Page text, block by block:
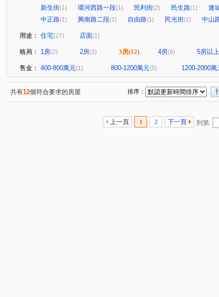
新生街(1) 環河西路一段(1) 民利街(2) 民生路(1)
連
中正路(1) 興南路二段(1) 自由路(1) 民光街(1) 中山
用途： 住宅(27) 店面(1)
格局： 1房(2) 2房(3) 3房(12) 4房(9) 5房以上
售金： 400-800萬元(1) 800-1200萬元(5) 1200-2000萬
共有12個符合要求的房屋 排序：
上一頁 1 2 下一頁 到第